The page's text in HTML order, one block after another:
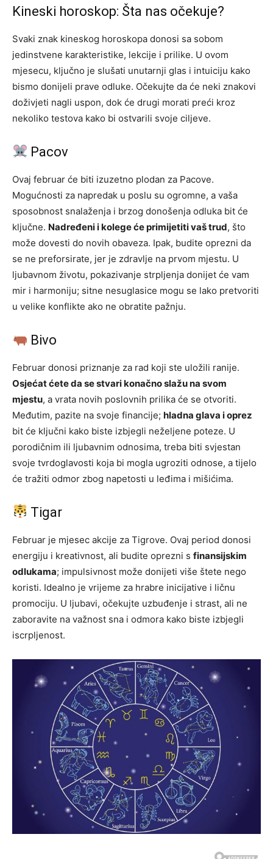
Kineski horoskop: Šta nas očekuje?
Svaki znak kineskog horoskopa donosi sa sobom
jedinstvene karakteristike, lekcije i prilike. U ovom
mjesecu, ključno je slušati unutarnji glas i intuiciju kako
bismo donijeli prave odluke. Očekujte da će neki znakovi
doživjeti nagli uspon, dok će drugi morati preći kroz
nekoliko testova kako bi ostvarili svoje ciljeve.
Pacov
Ovaj februar će biti izuzetno plodan za Pacove.
Mogućnosti za napredak u poslu su ogromne, a vaša
sposobnost snalaženja i brzog donošenja odluka bit će
ključne. Nadređeni i kolege će primijetiti vaš trud, što
može dovesti do novih obaveza. Ipak, budite oprezni da
se ne preforsirate, jer je zdravlje na prvom mjestu. U
ljubavnom životu, pokazivanje strpljenja donijet će vam
mir i harmoniju; sitne nesuglasice mogu se lako pretvoriti
u velike konflikte ako ne obratite pažnju.
Bivo
Februar donosi priznanje za rad koji ste uložili ranije.
Osjećat ćete da se stvari konačno slažu na svom
mjestu, a vrata novih poslovnih prilika će se otvoriti.
Međutim, pazite na svoje financije; hladna glava i oprez
bit će ključni kako biste izbjegli neželjene poteze. U
porodičnim ili ljubavnim odnosima, treba biti svjestan
svoje tvrdoglavosti koja bi mogla ugroziti odnose, a tijelo
će tražiti odmor zbog napetosti u leđima i mišićima.
Tigar
Februar je mjesec akcije za Tigrove. Ovaj period donosi
energiju i kreativnost, ali budite oprezni s finansijskim
odlukama; impulsivnost može donijeti više štete nego
koristi. Idealno je vrijeme za hrabre inicijative i ličnu
promociju. U ljubavi, očekujte uzbuđenje i strast, ali ne
zaboravite na važnost sna i odmora kako biste izbjegli
iscrpljenost.